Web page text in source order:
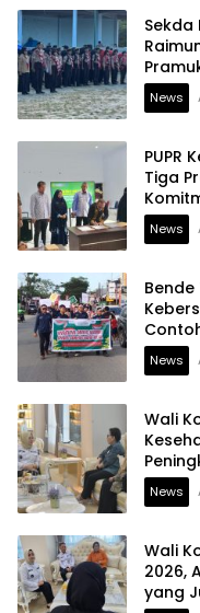
Sekda
News
PUPR
Tiga
News
News
Wali
News
Wali
2026,
yang